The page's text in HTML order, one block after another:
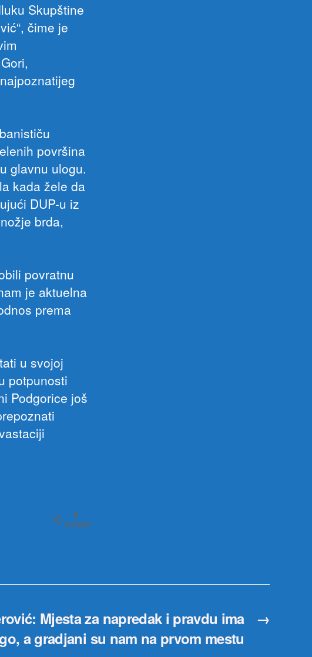
Skupštine
čime je
površina
glavnu ulogu.
kada žele da
DUP-u iz
brda,
povratnu
je aktuelna
prema
u svojoj
potpunosti
Podgorice još
0
SHARES
→
Mjesta za napredak i pravdu ima
a gradjani su nam na prvom mestu